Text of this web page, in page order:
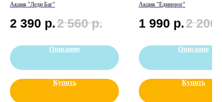
Акция "Леди Баг"
2 390 р.2 560 р.
Описание
Купить
Акция "Единорог"
1 990 р.2 200
Описание
Купить